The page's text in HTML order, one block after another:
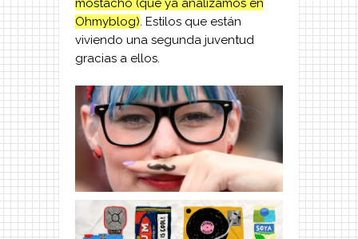
mostacho (que ya analizamos en
Ohmyblog). Estilos que están
viviendo una segunda juventud
gracias a ellos.